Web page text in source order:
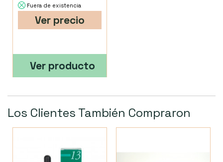
Fuera de existencia
Ver precio
Ver producto
Los Clientes También Compraron